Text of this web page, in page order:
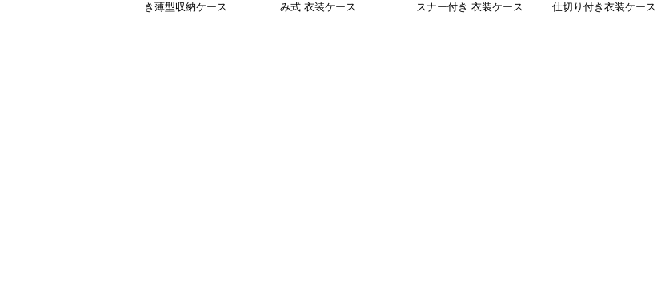
き薄型収納ケース
み式 衣装ケース
スナー付き 衣装ケース
仕切り付き衣装ケース